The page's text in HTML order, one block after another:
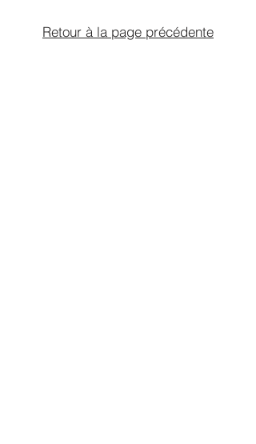
Retour à la page précédente